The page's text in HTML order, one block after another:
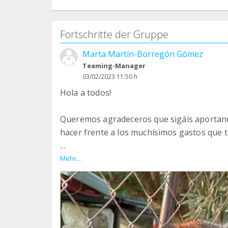
Fortschritte der Gruppe
Marta Martín-Borregón Gómez
Teaming-Manager
03/02/2023 11:50 h
Hola a todos!
Queremos agradeceros que sigáis
hacer frente a los muchísimos gastos que
Os queríamos pedir un pequeño favor, si
posibilidad de hacerse teaming de amigos
fiable os lo agradeceríamos en el alma.
renta .
Necesitamos recaudar más dinero para
Mehr...